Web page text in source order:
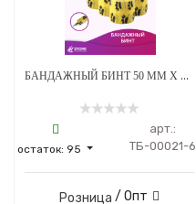
БАНДАЖНЫЙ БИНТ 50 ММ Х 4.5 М ЖЕЛТЫЙ С ЛАПКАМИ - 6 ШТ
остаток:95
арт.:
ТБ-00021-6
Розница / Опт